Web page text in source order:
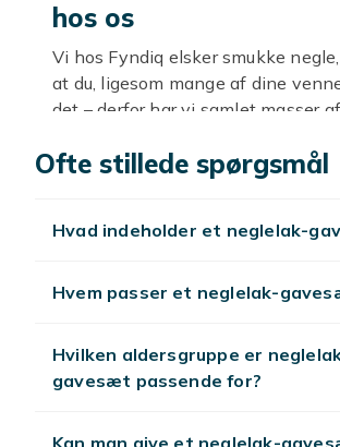
hos os
Vi hos Fyndiq elsker smukke negle,
at du, ligesom mange af dine
det – derfor har vi samlet masser
online her hos os! Hvad med for
du dem samt mange flere, og hvis
tilbage senere, vi genopfylder ofte
dig og din veninde!
Tips til et vellykket køb
Ofte stillede spørgsmål
Hvad indeholder et neglelak-
Hvem passer et neglelak-
Hvilken aldersgruppe er
gavesæt passende for?
Kan man give et neglelak-